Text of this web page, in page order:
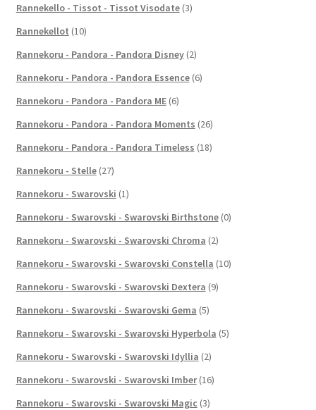
Rannekello - Tissot - Tissot Visodate (3)
Rannekellot (10)
Rannekoru - Pandora - Pandora Disney (2)
Rannekoru - Pandora - Pandora Essence (6)
Rannekoru - Pandora - Pandora ME (6)
Rannekoru - Pandora - Pandora Moments (26)
Rannekoru - Pandora - Pandora Timeless (18)
Rannekoru - Stelle (27)
Rannekoru - Swarovski (1)
Rannekoru - Swarovski - Swarovski Birthstone (0)
Rannekoru - Swarovski - Swarovski Chroma (2)
Rannekoru - Swarovski - Swarovski Constella (10)
Rannekoru - Swarovski - Swarovski Dextera (9)
Rannekoru - Swarovski - Swarovski Gema (5)
Rannekoru - Swarovski - Swarovski Hyperbola (5)
Rannekoru - Swarovski - Swarovski Idyllia (2)
Rannekoru - Swarovski - Swarovski Imber (16)
Rannekoru - Swarovski - Swarovski Magic (3)